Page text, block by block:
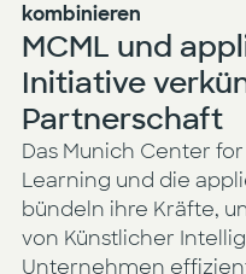
kombinieren
MCML und
Initiative
Partnerschaft
Das Munich Center
Learning und die
bündeln ihre Kräfte,
von Künstlicher
Unternehmen